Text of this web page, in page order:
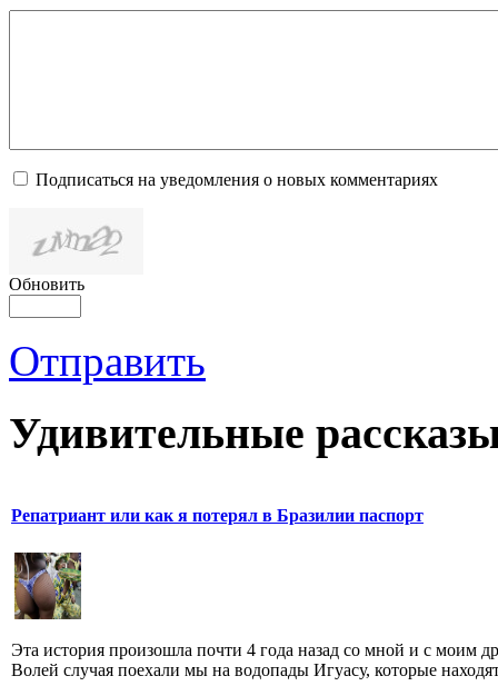
Подписаться на уведомления о новых комментариях
Обновить
Отправить
Удивительные
Репатриант или как я потерял в Бразилии паспорт
Эта история произошла почти 4 года назад со мной и с моим
Волей случая поехали мы на водопады Игуасу, которые